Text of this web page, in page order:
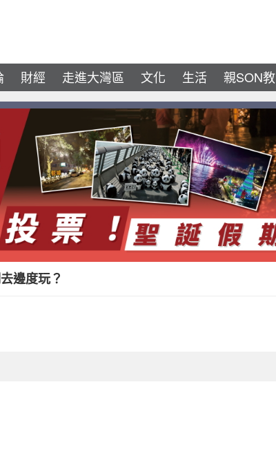
財經 走進大灣區 文化 生活 親SON教
邊度玩？